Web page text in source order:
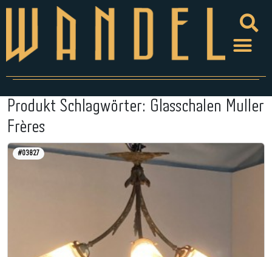
Produkt Schlagwörter: Glasschalen Muller
Frères
#03827